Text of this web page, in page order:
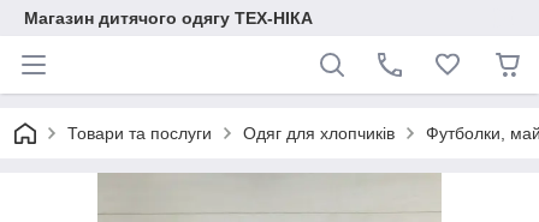
Магазин дитячого одягу ТЕХ-НІКА
Товари та послуги Одяг для хлопчиків Футболки,